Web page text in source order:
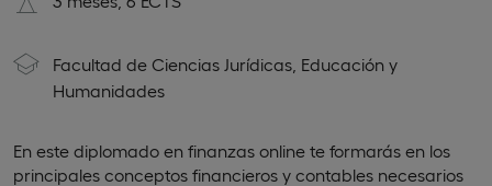
Facultad de Ciencias Jurídicas, Educación y
Humanidades
En este diplomado en finanzas online te formarás en los
principales conceptos financieros y contables necesarios